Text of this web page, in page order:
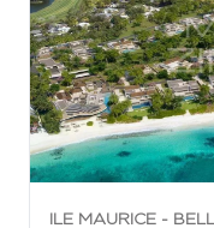
ILE MAURICE -